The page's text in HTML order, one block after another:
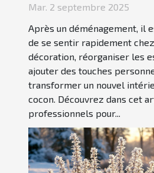
Mar. 2 septembre 2025
Après un déménagement, il
de se sentir rapidement
décoration, réorganiser les
ajouter des touches
transformer un nouvel
cocon. Découvrez dans cet
professionnels pour...